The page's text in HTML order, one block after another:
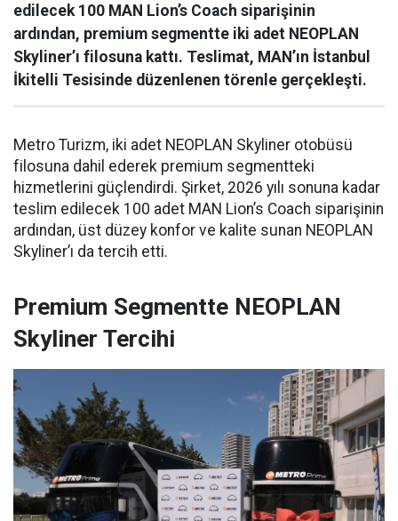
edilecek 100 MAN Lion’s Coach siparişinin
ardından, premium segmentte iki adet NEOPLAN
Skyliner’ı filosuna kattı. Teslimat, MAN’ın İstanbul
İkitelli Tesisinde düzenlenen törenle gerçekleşti.
Metro Turizm, iki adet NEOPLAN Skyliner otobüsü
filosuna dahil ederek premium segmentteki
hizmetlerini güçlendirdi. Şirket, 2026 yılı sonuna kadar
teslim edilecek 100 adet MAN Lion’s Coach siparişinin
ardından, üst düzey konfor ve kalite sunan NEOPLAN
Skyliner’ı da tercih etti.
Premium Segmentte NEOPLAN
Skyliner Tercihi